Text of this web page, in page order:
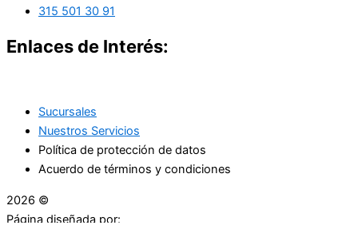
315 501 30 91
Enlaces de Interés:
Sucursales
Nuestros Servicios
Política de protección de datos
Acuerdo de términos y condiciones
2026 ©
Página diseñada por: